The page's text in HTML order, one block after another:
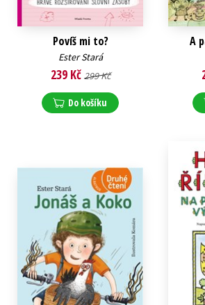
Povíš mi to?
Ester Stará
239 Kč 299 Kč
Do košíku
A